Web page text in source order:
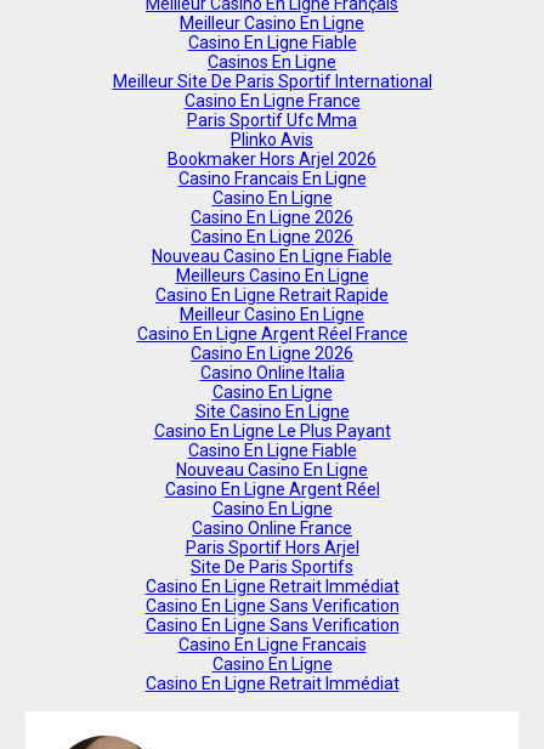
Meilleur Casino En Ligne Français
Meilleur Casino En Ligne
Casino En Ligne Fiable
Casinos En Ligne
Meilleur Site De Paris Sportif International
Casino En Ligne France
Paris Sportif Ufc Mma
Plinko Avis
Bookmaker Hors Arjel 2026
Casino Francais En Ligne
Casino En Ligne
Casino En Ligne 2026
Casino En Ligne 2026
Nouveau Casino En Ligne Fiable
Meilleurs Casino En Ligne
Casino En Ligne Retrait Rapide
Meilleur Casino En Ligne
Casino En Ligne Argent Réel France
Casino En Ligne 2026
Casino Online Italia
Casino En Ligne
Site Casino En Ligne
Casino En Ligne Le Plus Payant
Casino En Ligne Fiable
Nouveau Casino En Ligne
Casino En Ligne Argent Réel
Casino En Ligne
Casino Online France
Paris Sportif Hors Arjel
Site De Paris Sportifs
Casino En Ligne Retrait Immédiat
Casino En Ligne Sans Verification
Casino En Ligne Sans Verification
Casino En Ligne Francais
Casino En Ligne
Casino En Ligne Retrait Immédiat